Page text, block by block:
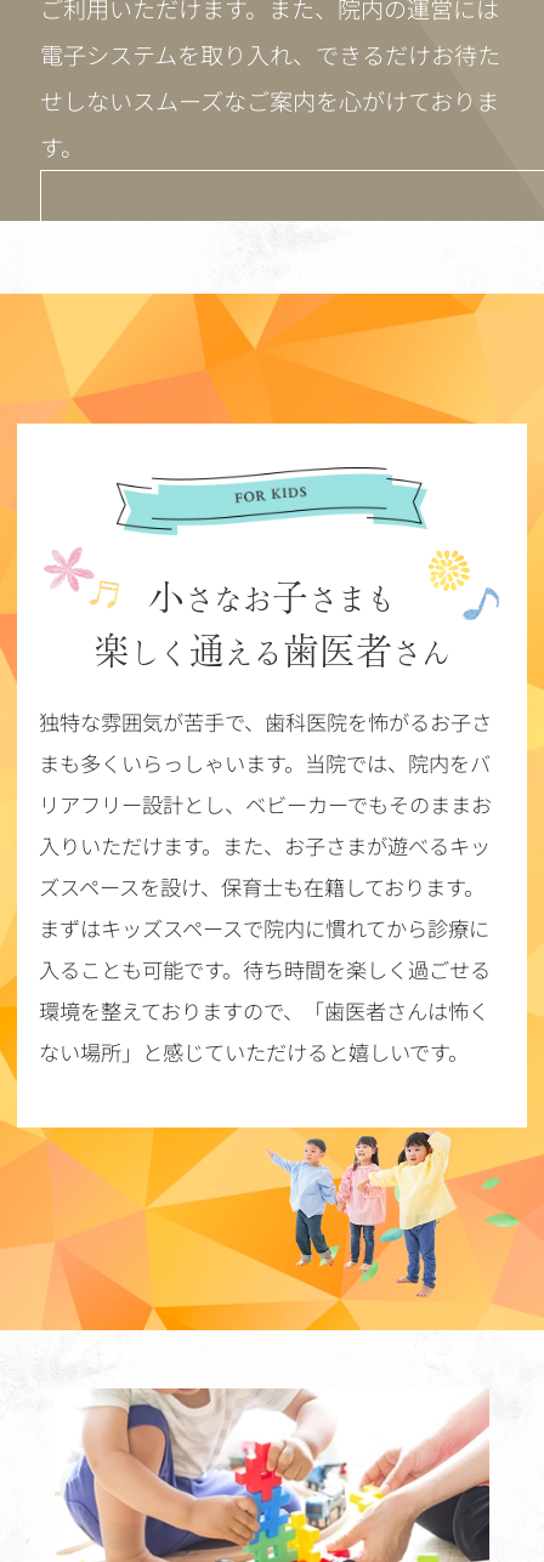
ご利用いただけます。また、院内の運営には
電子システムを取り入れ、できるだけお待た
せしないスムーズなご案内を心がけておりま
す。
小さなお子さまも
楽 しく 通える歯医者さん
独特な雰囲気が苦手で、歯科医院を怖がるお子さ
まも多くいらっしゃいます。当院では、院内をバ
リアフリー設計とし、ベビーカーでもそのままお
入りいただけます。また、お子さまが遊べるキッ
ズスペースを設け、保育士も在籍しております。
まずはキッズスペースで院内に慣れてから診療に
入ることも可能です。待ち時間を楽しく過ごせる
環境を整えておりますので、「歯医者さんは怖く
ない場所」と感じていただけると嬉しいです。